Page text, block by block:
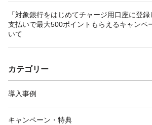
「対象銀行をはじめてチャージ用口座に登
支払いで最大500ポイントもらえるキャンペ
いて
カテゴリー
導入事例
キャンペーン・特典